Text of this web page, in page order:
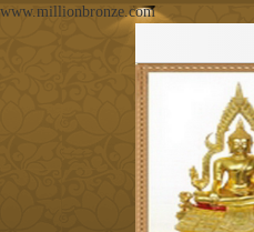
www.millionbronze.com